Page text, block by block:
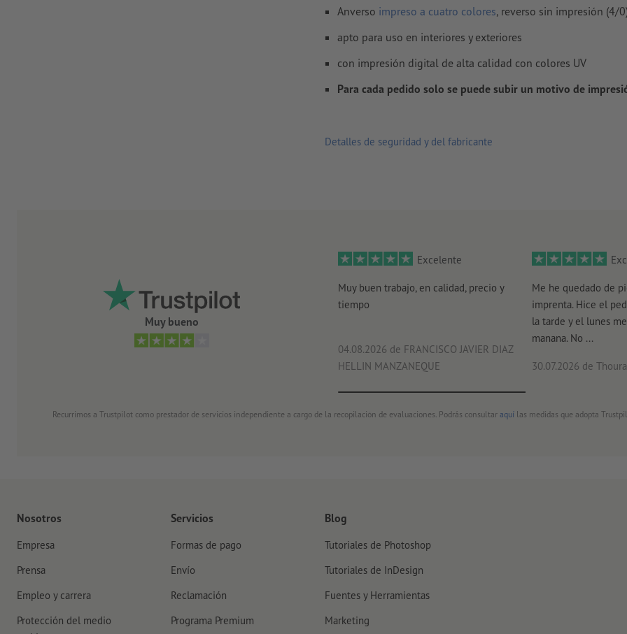
El contenido en loscampos de formulario se imprime
¿Cómo creo archivos de impresión correctamente?
Anverso impreso a cuatro colores, reverso sin impresión (4/
apto para uso en interiores y exteriores
con impresión digital de alta calidad con colores UV
Para cada pedido solo se puede subir un motivo de
Detalles de seguridad y del fabricante
Muy bueno
Excelente
Muy buen trabajo, en calidad, precio y
tiempo
04.08.2026 de FRANCISCO JAVIER DIAZ
HELLIN MANZANEQUE
Me he quedado de
imprenta. Hice el
la tarde y el lunes
manana. No ...
30.07.2026 de
Recurrimos a Trustpilot como prestador de servicios independiente a cargo de la recopilación de evaluaciones. Podrás consultar aquí las medidas que adopta
Nosotros
Empresa
Prensa
Empleo y carrera
Protección del medio
Servicios
Formas de pago
Envío
Reclamación
Programa Premium
Blog
Tutoriales de Photoshop
Tutoriales de InDesign
Fuentes y Herramientas
Marketing